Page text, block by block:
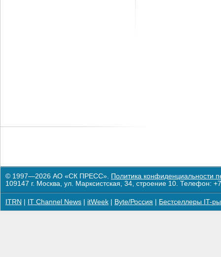
© 1997—2026 АО «СК ПРЕСС». Политика конфиденциальности
109147 г. Москва, ул. Марксистская, 34, строение 10. Телефон:
ITRN IT Channel News itWeek Byte/Россия Бестселлеры IT-